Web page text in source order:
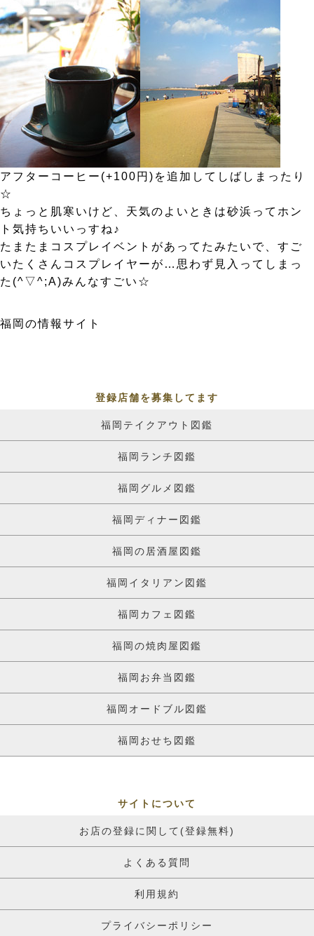
アフターコーヒー(+100円)を追加してしばしまったり
☆
ちょっと肌寒いけど、天気のよいときは砂浜ってホン
ト気持ちいいっすね♪
たまたまコスプレイベントがあってたみたいで、すご
いたくさんコスプレイヤーが…思わず見入ってしまっ
た(^▽^;A)みんなすごい☆
福岡の情報サイト
登録店舗を募集してます
福岡テイクアウト図鑑
福岡ランチ図鑑
福岡グルメ図鑑
福岡ディナー図鑑
福岡の居酒屋図鑑
福岡イタリアン図鑑
福岡カフェ図鑑
福岡の焼肉屋図鑑
福岡お弁当図鑑
福岡オードブル図鑑
福岡おせち図鑑
サイトについて
お店の登録に関して(登録無料)
よくある質問
利用規約
プライバシーポリシー